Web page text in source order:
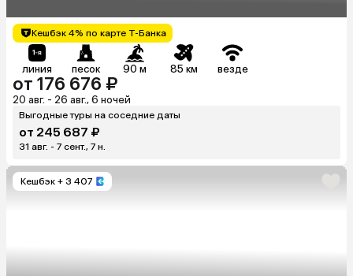
Кешбэк 4% по карте Т-Банка
линия песок 90 м 85 км везде
от 176 676 ₽
20 авг. - 26 авг., 6 ночей
Выгодные туры на соседние даты
от 245 687 ₽
31 авг. - 7 сент., 7 н.
Кешбэк + 3 407